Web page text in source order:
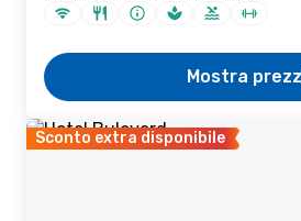
Mostra
Sconto extra disponibile